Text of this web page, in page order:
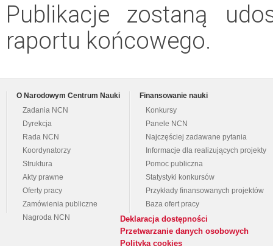
Publikacje zostaną
raportu końcowego.
O Narodowym Centrum Nauki
Zadania NCN
Dyrekcja
Rada NCN
Koordynatorzy
Struktura
Akty prawne
Oferty pracy
Zamówienia publiczne
Nagroda NCN
Finansowanie nauki
Konkursy
Panele NCN
Najczęściej zadawane pytania
Informacje dla realizujących projekty
Pomoc publiczna
Statystyki konkursów
Przykłady finansowanych projektów
Baza ofert pracy
Deklaracja dostępności
Przetwarzanie danych osobowych
Polityka cookies